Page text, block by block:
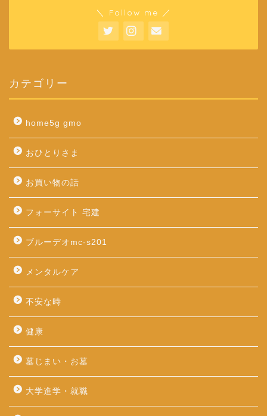
＼ Follow me ／
カテゴリー
home5g gmo
おひとりさま
お買い物の話
フォーサイト 宅建
ブルーデオmc-s201
メンタルケア
不安な時
健康
墓じまい・お墓
大学進学・就職